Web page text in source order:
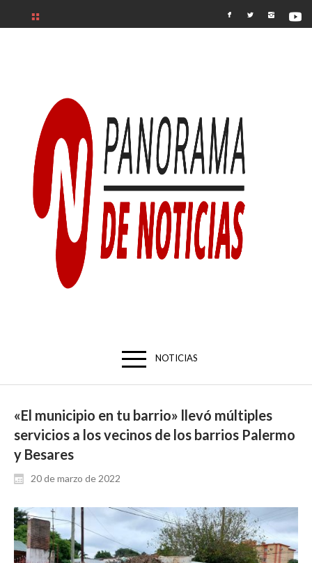
NOTICIAS
«El municipio en tu barrio» llevó múltiples
servicios a los vecinos de los barrios Palermo
y Besares
20 de marzo de 2022